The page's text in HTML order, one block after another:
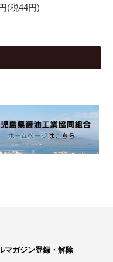
(税44円)
マガジン登録・解除